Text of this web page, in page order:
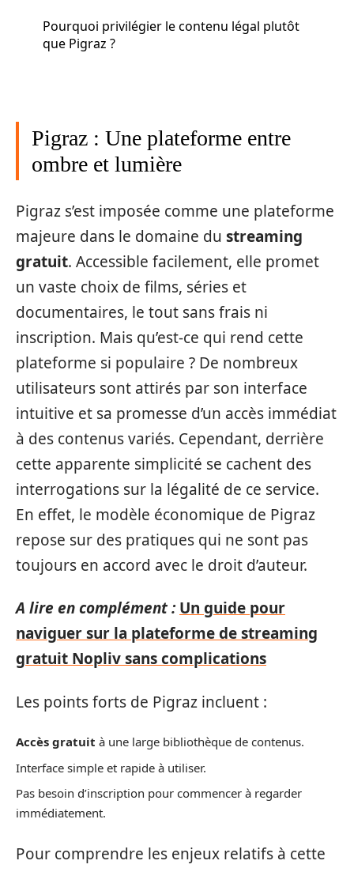
Pourquoi privilégier le contenu légal plutôt
que Pigraz ?
Pigraz : Une plateforme entre
ombre et lumière
Pigraz s’est imposée comme une plateforme
majeure dans le domaine du streaming
gratuit. Accessible facilement, elle promet
un vaste choix de films, séries et
documentaires, le tout sans frais ni
inscription. Mais qu’est-ce qui rend cette
plateforme si populaire ? De nombreux
utilisateurs sont attirés par son interface
intuitive et sa promesse d’un accès immédiat
à des contenus variés. Cependant, derrière
cette apparente simplicité se cachent des
interrogations sur la légalité de ce service.
En effet, le modèle économique de Pigraz
repose sur des pratiques qui ne sont pas
toujours en accord avec le droit d’auteur.
A lire en complément : Un guide pour
naviguer sur la plateforme de streaming
gratuit Nopliv sans complications
Les points forts de Pigraz incluent :
Accès gratuit à une large bibliothèque de contenus.
Interface simple et rapide à utiliser.
Pas besoin d’inscription pour commencer à regarder
immédiatement.
Pour comprendre les enjeux relatifs à cette